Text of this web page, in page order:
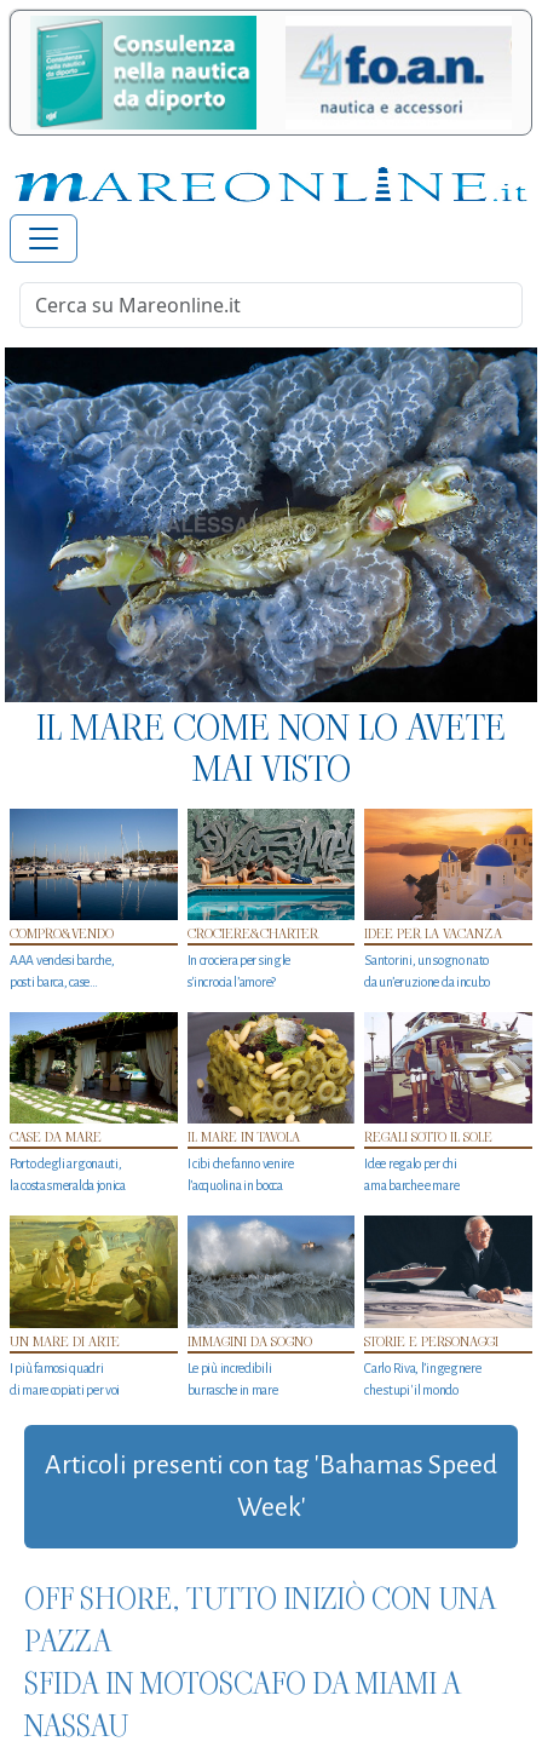
IL MARE COME NON LO AVETE
MAI VISTO
COMPRO&VENDO
AAA vendesi barche,
posti barca, case…
CROCIERE&CHARTER
In crociera per single
s'incrocia l’amore?
IDEE PER LA VACANZA
Santorini, un sogno nato
da un’eruzione da incubo
CASE DA MARE
Porto degli argonauti,
la costa smeralda jonica
IL MARE IN TAVOLA
I cibi che fanno venire
l’acquolina in bocca
REGALI SOTTO IL SOLE
Idee regalo per chi
ama barche e mare
UN MARE DI ARTE
I più famosi quadri
di mare copiati per voi
IMMAGINI DA SOGNO
Le più incredibili
burrasche in mare
STORIE E PERSONAGGI
Carlo Riva, l’ingegnere
che stupi' il mondo
Articoli presenti con tag 'Bahamas Speed
Week'
OFF SHORE, TUTTO INIZIÒ CON UNA
PAZZA
SFIDA IN MOTOSCAFO DA MIAMI A
NASSAU